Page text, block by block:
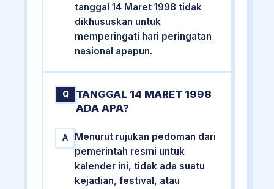
tanggal 14 Maret 1998 tidak
dikhususkan untuk
memperingati hari peringatan
nasional apapun.
Q
TANGGAL 14 MARET 1998
ADA APA?
A
Menurut rujukan pedoman dari
pemerintah resmi untuk
kalender ini, tidak ada suatu
kejadian, festival, atau